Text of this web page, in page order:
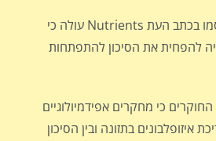
מנתונים חדשים שפורסמו בכתב העת Nutrients עולה כי
להפחית את הסיכון להתפתחות
כי מחקרים אפידמיולוגיים
איזופלבונים בתזונה ובין הסיכון